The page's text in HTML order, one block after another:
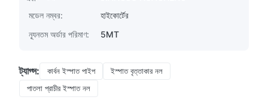
মডেল নম্বর:
হাইকোর্টের
ন্যূনতম অর্ডার পরিমাণ:
5MT
ট্যাগ্স: কার্বন ইস্পাত পাইপ
ইস্পাত বৃত্তাকার নল
পাতলা প্রাচীর ইস্পাত নল